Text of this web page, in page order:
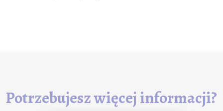
Potrzebujesz więcej informacji?